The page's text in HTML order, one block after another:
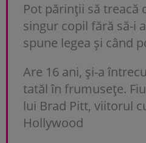
Pot părinții să treacă
singur copil fără să-i
spune legea și când
Are 16 ani, și-a
tatăl în frumusețe.
lui Brad Pitt, viitorul
Hollywood